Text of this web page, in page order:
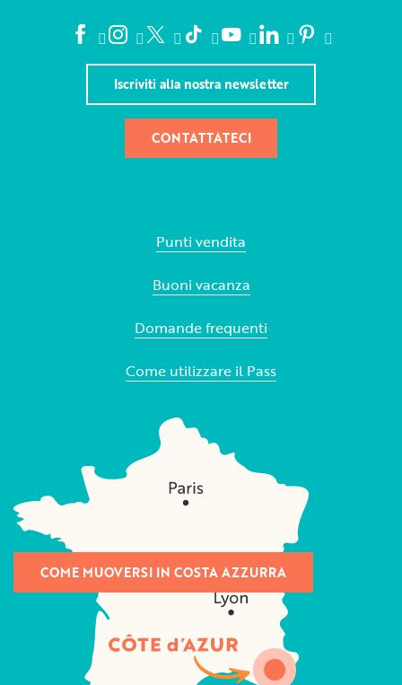
Iscriviti alla nostra newsletter
CONTATTATECI
Punti vendita
Buoni vacanza
Domande frequenti
Come utilizzare il Pass
COME MUOVERSI IN COSTA AZZURRA